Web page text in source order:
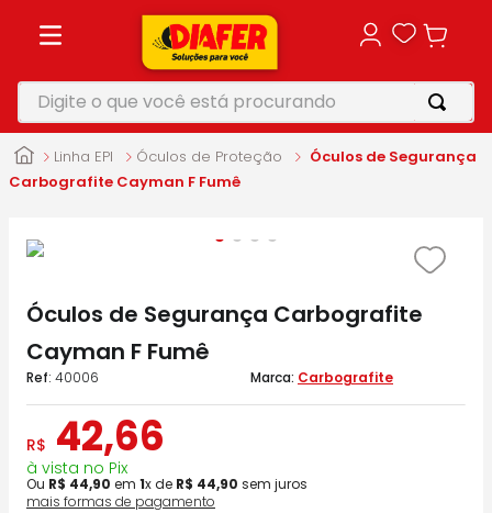
Digite o que você está procurando
Linha EPI Óculos de Proteção
Óculos de Segurança
Carbografite Cayman F Fumê
Óculos de Segurança Carbografite
Cayman F Fumê
: 40006 Carbografite
R$ 42,66
à vista no Pix
Ou R$ 44,90 em 1x de R$ 44,90 sem juros
mais formas de pagamento
TERMOS MAIS BUSCADOS